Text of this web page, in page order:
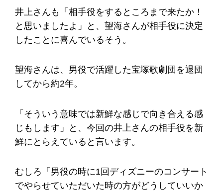
井上さんも「相手役をするところまで来たか！
と思いましたよ」と、望海さんが相手役に決定
したことに喜んでいるそう。
望海さんは、男役で活躍した宝塚歌劇団を退団
してから約2年。
「そういう意味では新鮮な感じで向き合える感
じもします」と、今回の井上さんの相手役を新
鮮にとらえていると言います。
むしろ「男役の時に1回ディズニーのコンサート
でやらせていただいた時の方がどうしていいか